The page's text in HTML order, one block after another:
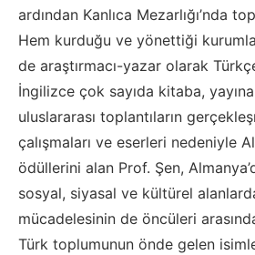
ardından Kanlıca Mezarlığı’nda
Hem kurduğu ve yönettiği
de araştırmacı-yazar olarak
İngilizce çok sayıda kitaba, yayına
uluslararası toplantıların
çalışmaları ve eserleri nedeniyle
ödüllerini alan Prof. Şen,
sosyal, siyasal ve kültürel
mücadelesinin de öncüleri
Türk toplumunun önde gelen